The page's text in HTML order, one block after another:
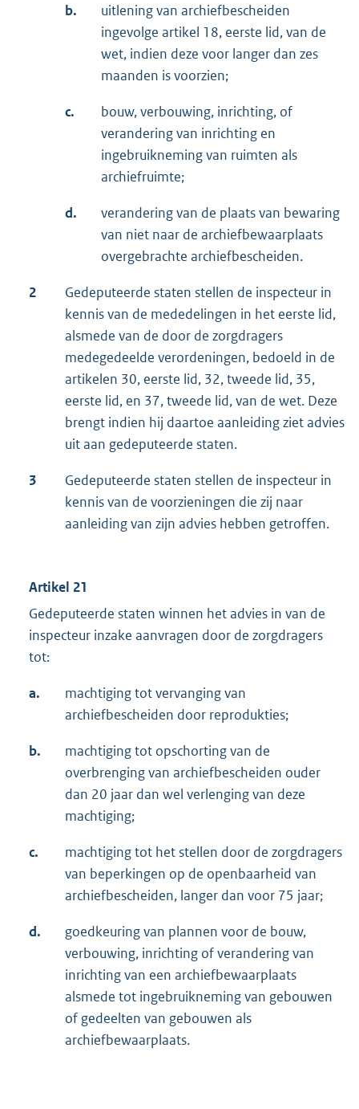
b.
uitlening van archiefbescheiden
ingevolge artikel 18, eerste lid, van de
wet, indien deze voor langer dan zes
maanden is voorzien;
c.
bouw, verbouwing, inrichting, of
verandering van inrichting en
ingebruikneming van ruimten als
archiefruimte;
d.
verandering van de plaats van bewaring
van niet naar de archiefbewaarplaats
overgebrachte archiefbescheiden.
2
Gedeputeerde staten stellen de inspecteur in
kennis van de mededelingen in het eerste lid,
alsmede van de door de zorgdragers
medegedeelde verordeningen, bedoeld in de
artikelen 30, eerste lid, 32, tweede lid, 35,
eerste lid, en 37, tweede lid, van de wet. Deze
brengt indien hij daartoe aanleiding ziet advies
uit aan gedeputeerde staten.
3
Gedeputeerde staten stellen de inspecteur in
kennis van de voorzieningen die zij naar
aanleiding van zijn advies hebben getroffen.
Artikel 21
Gedeputeerde staten winnen het advies in van de
inspecteur inzake aanvragen door de zorgdragers
tot:
a.
machtiging tot vervanging van
archiefbescheiden door reprodukties;
b.
machtiging tot opschorting van de
overbrenging van archiefbescheiden ouder
dan 20 jaar dan wel verlenging van deze
machtiging;
c.
machtiging tot het stellen door de zorgdragers
van beperkingen op de openbaarheid van
archiefbescheiden, langer dan voor 75 jaar;
d.
goedkeuring van plannen voor de bouw,
verbouwing, inrichting of verandering van
inrichting van een archiefbewaarplaats
alsmede tot ingebruikneming van gebouwen
of gedeelten van gebouwen als
archiefbewaarplaats.